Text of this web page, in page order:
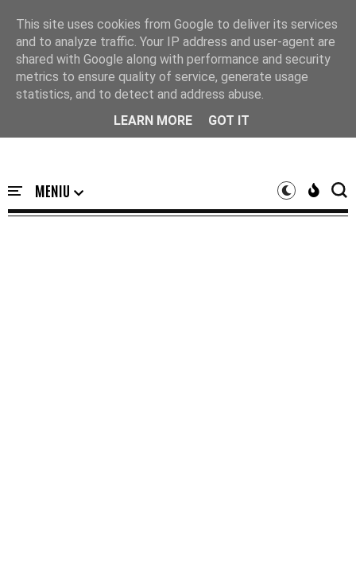
This site uses cookies from Google to deliver its services
and to analyze traffic. Your IP address and user-agent are
shared with Google along with performance and security
metrics to ensure quality of service, generate usage
statistics, and to detect and address abuse.
LEARN MORE
GOT IT